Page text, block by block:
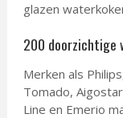
glazen
200 doorzichtige
Merken als
Tomado,
Line en Emerio